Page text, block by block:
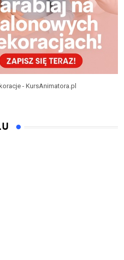
- KursAnimatora.pl